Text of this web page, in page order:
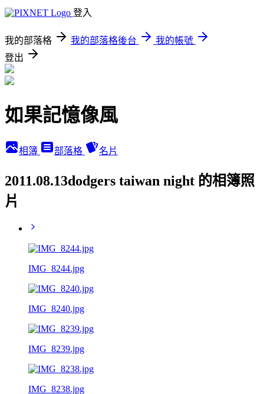
登入
我的部落格 我的部落格後台
我的帳號
登出
如果記憶像風
相簿 部落格 名片
2011.08.13dodgers taiwan night 的相簿照
片
IMG_8244.jpg
IMG_8240.jpg
IMG_8239.jpg
IMG_8238.jpg